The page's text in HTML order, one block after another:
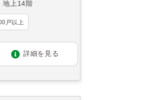
地上14階
戸以上
詳細を見る